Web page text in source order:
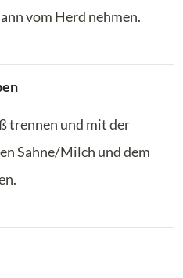
vom Herd nehmen.
trennen und mit der
Sahne/Milch und dem